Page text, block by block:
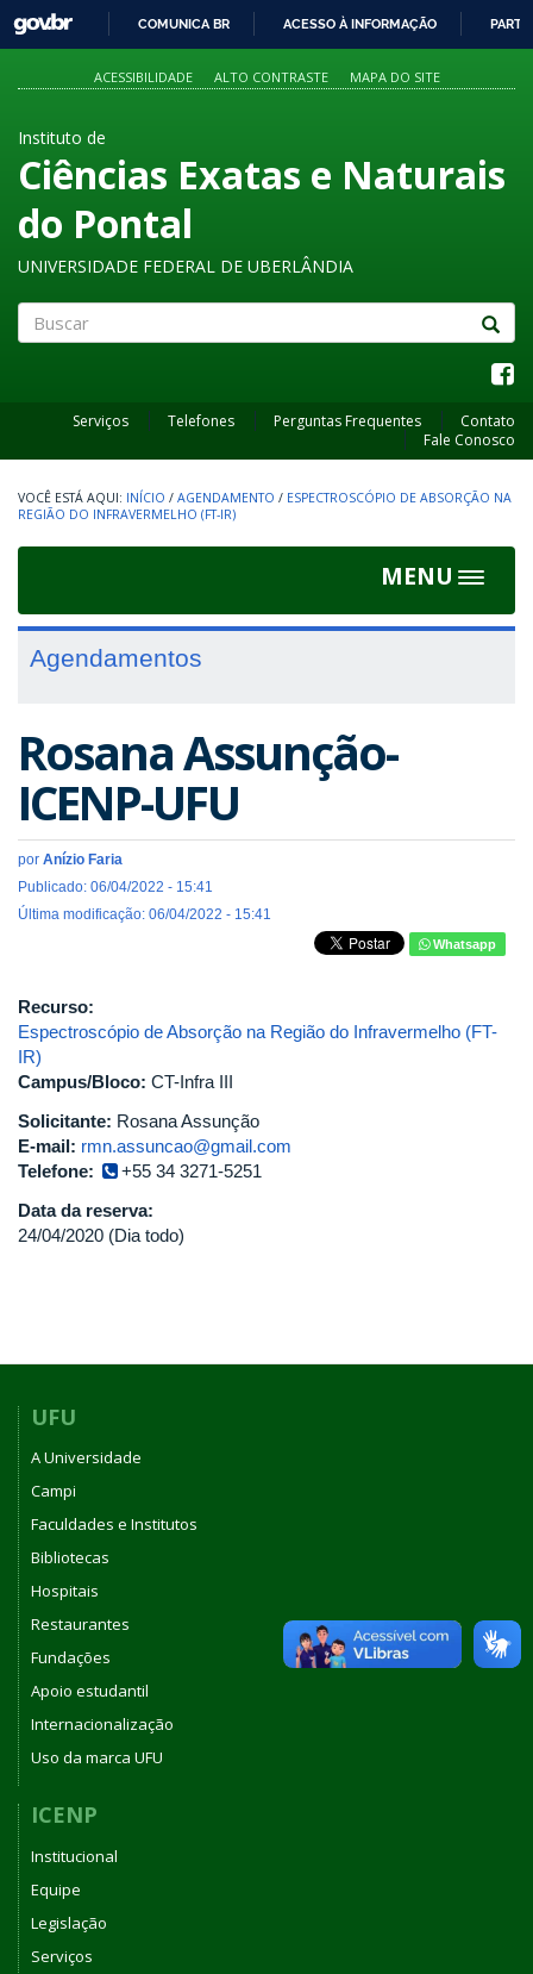
PARA
O
GOVBR
COMUNICA BR ACESSO À INFORMAÇÃO
ACESSIBILIDADE ALTO CONTRASTE MAPA DO SITE
Instituto de
Ciências Exatas e Naturais
do Pontal
UNIVERSIDADE FEDERAL DE UBERLÂNDIA
Serviços Telefones Perguntas Frequentes
Contato
Fale Conosco
INÍCIO / AGENDAMENTO / ESPECTROSCÓPIO DE ABSORÇÃO NA
REGIÃO DO INFRAVERMELHO (FT-IR)
MENU
Toggle
Agendamentos
Rosana Assunção-
ICENP-UFU
por Anízio Faria
Publicado: 06/04/2022 - 15:41
Última modificação: 06/04/2022 - 15:41
Whatsapp
Recurso:
Espectroscópio de Absorção na Região do Infravermelho (FT-
IR)
Campus/Bloco: CT-Infra III
Solicitante: Rosana Assunção
E-mail: rmn.assuncao@gmail.com
Telefone:
+55 34 3271-5251
Data da reserva:
24/04/2020 (Dia todo)
UFU
A Universidade
Campi
Faculdades e Institutos
Bibliotecas
Hospitais
Restaurantes
Fundações
Apoio estudantil
Internacionalização
Uso da marca UFU
ICENP
Institucional
Equipe
Legislação
Serviços